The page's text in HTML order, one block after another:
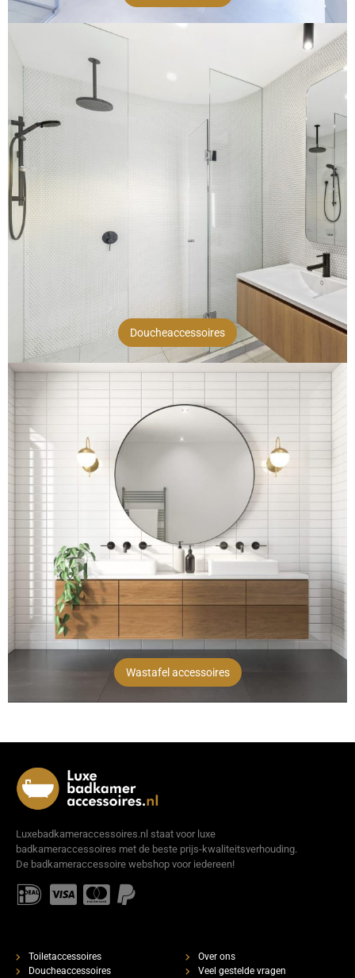
Doucheaccessoires
Wastafel accessoires
Luxebadkameraccessoires.nl staat voor luxe
badkameraccessoires met de beste prijs-kwaliteitsverhouding.
De badkameraccessoire webshop voor iedereen!
Toiletaccessoires
Doucheaccessoires
Over ons
Veel gestelde vragen